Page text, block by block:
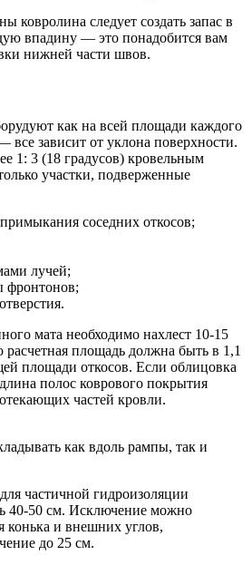
ковролина следует создать запас в
впадину — это понадобится вам
нижней части швов.
как на всей площади каждого
все зависит от уклона поверхности.
1: 3 (18 градусов) кровельным
участки, подверженные
соседних откосов;
лучей;
фронтонов;
мата необходимо нахлест 10-15
площадь должна быть в 1,1
площади откосов. Если облицовка
полос коврового покрытия
частей кровли.
как вдоль рампы, так и
частичной гидроизоляции
40-50 см. Исключение можно
конька и внешних углов,
до 25 см.